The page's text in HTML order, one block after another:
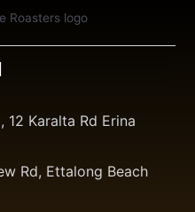
12 Karalta Rd Erina
Rd, Ettalong Beach